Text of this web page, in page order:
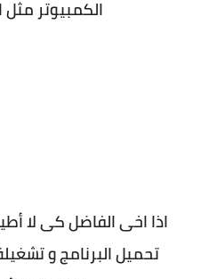
الكمبيوتر مثل
اذا اخى الفاضل كى لا
تحميل البرنامج و